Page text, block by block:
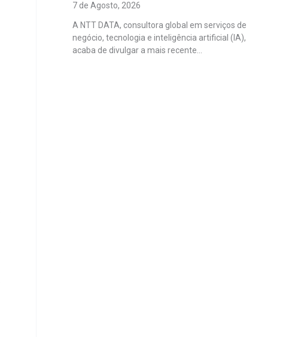
7 de Agosto, 2026
A NTT DATA, consultora global em serviços de
negócio, tecnologia e inteligência artificial (IA),
acaba de divulgar a mais recente...